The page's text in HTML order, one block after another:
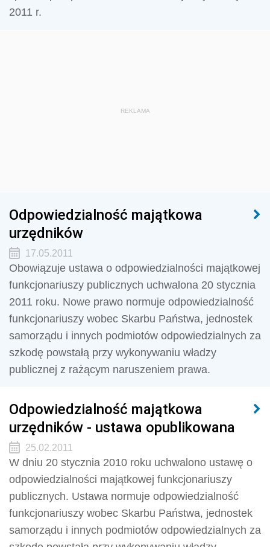
2011 r.
REKLAMA
Odpowiedzialność majątkowa
urzędników
17.05.2011
Obowiązuje ustawa o odpowiedzialności majątkowej
funkcjonariuszy publicznych uchwalona 20 stycznia
2011 roku. Nowe prawo normuje odpowiedzialność
funkcjonariuszy wobec Skarbu Państwa, jednostek
samorządu i innych podmiotów odpowiedzialnych za
szkodę powstałą przy wykonywaniu władzy
publicznej z rażącym naruszeniem prawa.
Odpowiedzialność majątkowa
urzędników - ustawa opublikowana
25.02.2011
W dniu 20 stycznia 2010 roku uchwalono ustawę o
odpowiedzialności majątkowej funkcjonariuszy
publicznych. Ustawa normuje odpowiedzialność
funkcjonariuszy wobec Skarbu Państwa, jednostek
samorządu i innych podmiotów odpowiedzialnych za